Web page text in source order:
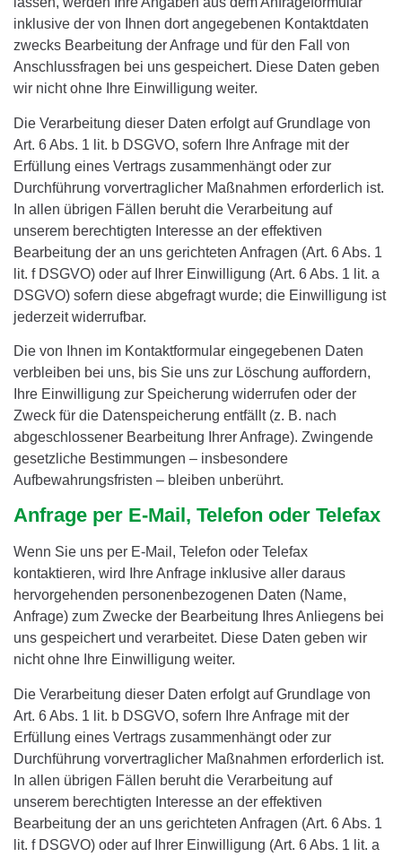
inklusive der von Ihnen dort angegebenen Kontaktdaten
zwecks Bearbeitung der Anfrage und für den Fall von
Anschlussfragen bei uns gespeichert. Diese Daten geben
wir nicht ohne Ihre Einwilligung weiter.
Die Verarbeitung dieser Daten erfolgt auf Grundlage von
Art. 6 Abs. 1 lit. b DSGVO, sofern Ihre Anfrage mit der
Erfüllung eines Vertrags zusammenhängt oder zur
Durchführung vorvertraglicher Maßnahmen erforderlich ist.
In allen übrigen Fällen beruht die Verarbeitung auf
unserem berechtigten Interesse an der effektiven
Bearbeitung der an uns gerichteten Anfragen (Art. 6 Abs. 1
lit. f DSGVO) oder auf Ihrer Einwilligung (Art. 6 Abs. 1 lit. a
DSGVO) sofern diese abgefragt wurde; die Einwilligung ist
jederzeit widerrufbar.
Die von Ihnen im Kontaktformular eingegebenen Daten
verbleiben bei uns, bis Sie uns zur Löschung auffordern,
Ihre Einwilligung zur Speicherung widerrufen oder der
Zweck für die Datenspeicherung entfällt (z. B. nach
abgeschlossener Bearbeitung Ihrer Anfrage). Zwingende
gesetzliche Bestimmungen – insbesondere
Aufbewahrungsfristen – bleiben unberührt.
Anfrage per E-Mail, Telefon oder Telefax
Wenn Sie uns per E-Mail, Telefon oder Telefax
kontaktieren, wird Ihre Anfrage inklusive aller daraus
hervorgehenden personenbezogenen Daten (Name,
Anfrage) zum Zwecke der Bearbeitung Ihres Anliegens bei
uns gespeichert und verarbeitet. Diese Daten geben wir
nicht ohne Ihre Einwilligung weiter.
Die Verarbeitung dieser Daten erfolgt auf Grundlage von
Art. 6 Abs. 1 lit. b DSGVO, sofern Ihre Anfrage mit der
Erfüllung eines Vertrags zusammenhängt oder zur
Durchführung vorvertraglicher Maßnahmen erforderlich ist.
In allen übrigen Fällen beruht die Verarbeitung auf
unserem berechtigten Interesse an der effektiven
Bearbeitung der an uns gerichteten Anfragen (Art. 6 Abs. 1
lit. f DSGVO) oder auf Ihrer Einwilligung (Art. 6 Abs. 1 lit. a